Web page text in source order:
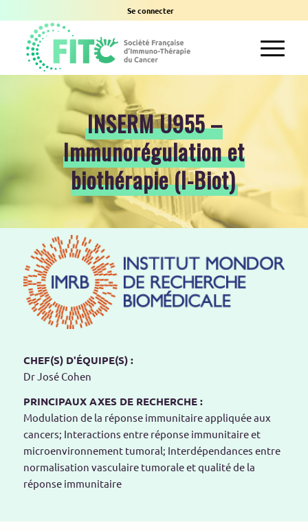
Se connecter
INSERM U955 –
Immunorégulation et
biothérapie (I-Biot)
CHEF(S) D'ÉQUIPE(S) :
Dr José Cohen
PRINCIPAUX AXES DE RECHERCHE :
Modulation de la réponse immunitaire appliquée aux
cancers; Interactions entre réponse immunitaire et
microenvironnement tumoral; Interdépendances entre
normalisation vasculaire tumorale et qualité de la
réponse immunitaire